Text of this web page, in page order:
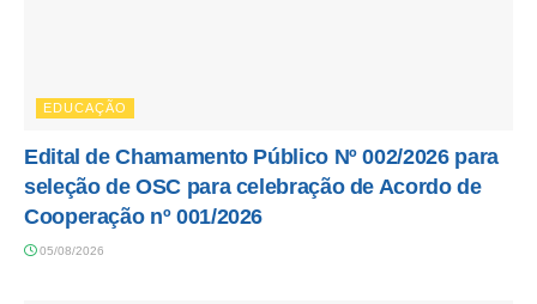
EDUCAÇÃO
Edital de Chamamento Público Nº 002/2026 para
seleção de OSC para celebração de Acordo de
Cooperação nº 001/2026
05/08/2026